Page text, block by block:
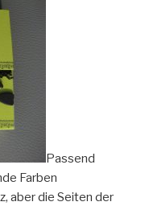
Passend
Farben
aber die Seiten der